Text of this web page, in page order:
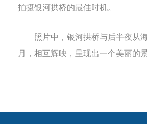
拍摄银河拱桥的最佳时机。
照片中，银河拱桥与后半夜从
月，相互辉映，呈现出一个美丽的景